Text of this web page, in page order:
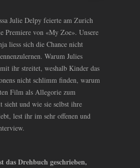
Julie Delpy feierte am Zurich
Premiere von «My Zoe». Unsere
liess sich die Chance nicht
Warum Julies
ihr streitet, weshalb Kinder das
nicht schlimm finden, warum
Film als Allegorie zum
sieht und wie sie selbst ihre
lest ihr im sehr offenen und
das Drehbuch geschrieben,